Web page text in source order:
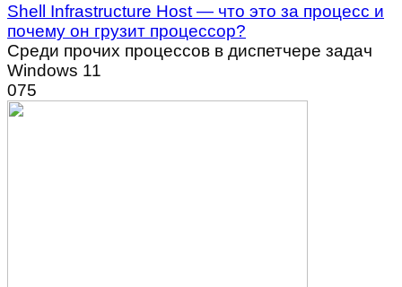
Shell Infrastructure Host — что это за процесс и
почему он грузит процессор?
Среди прочих процессов в диспетчере задач
Windows 11
075